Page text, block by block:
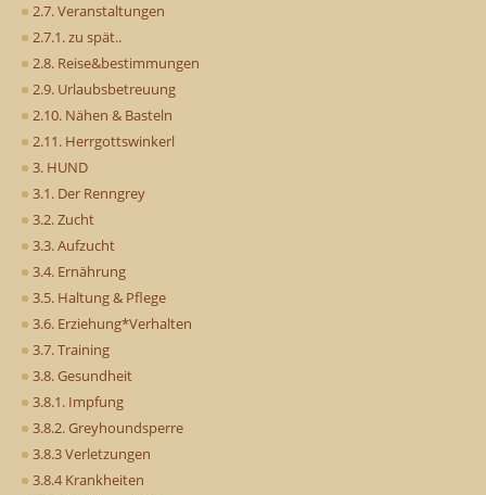
2.7. Veranstaltungen
2.7.1. zu spät..
2.8. Reise&bestimmungen
2.9. Urlaubsbetreuung
2.10. Nähen & Basteln
2.11. Herrgottswinkerl
3. HUND
3.1. Der Renngrey
3.2. Zucht
3.3. Aufzucht
3.4. Ernährung
3.5. Haltung & Pflege
3.6. Erziehung*Verhalten
3.7. Training
3.8. Gesundheit
3.8.1. Impfung
3.8.2. Greyhoundsperre
3.8.3 Verletzungen
3.8.4 Krankheiten